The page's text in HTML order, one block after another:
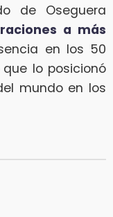
de Oseguera
a más
en los 50
lo posicionó
mundo en los